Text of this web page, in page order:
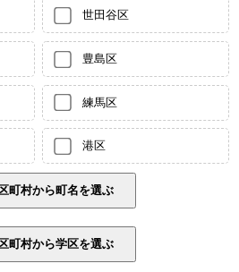
世田谷区
豊島区
練馬区
港区